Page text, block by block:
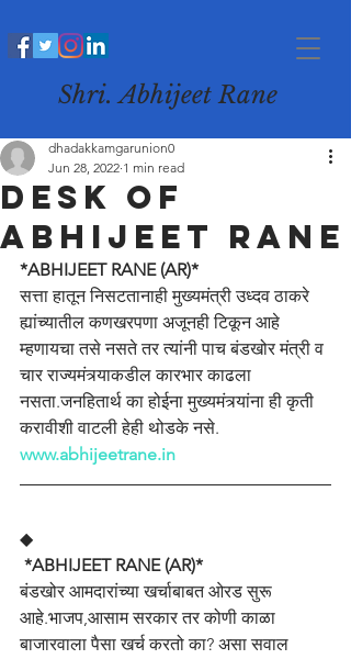
Shri. Abhijeet Rane
desk of
abhijeet rane
dhadakkamgarunion0
Jun 28, 2022 1 min read
*ABHIJEET RANE (AR)*
सत्ता हातून निसटतानाही मुख्यमंत्री उध्दव ठाकरे
ह्यांच्यातील कणखरपणा अजूनही टिकून आहे
म्हणायचा तसे नसते तर त्यांनी पाच बंडखोर मंत्री व
चार राज्यमंत्र्याकडील कारभार काढला
नसता.जनहितार्थ का होईना मुख्यमंत्र्यांना ही कृती
करावीशी वाटली हेही थोडके नसे.
www.abhijeetrane.in
◆
*ABHIJEET RANE (AR)*
बंडखोर आमदारांच्या खर्चाबाबत ओरड सुरू
आहे.भाजप,आसाम सरकार तर कोणी काळा
बाजारवाला पैसा खर्च करतो का? असा सवाल